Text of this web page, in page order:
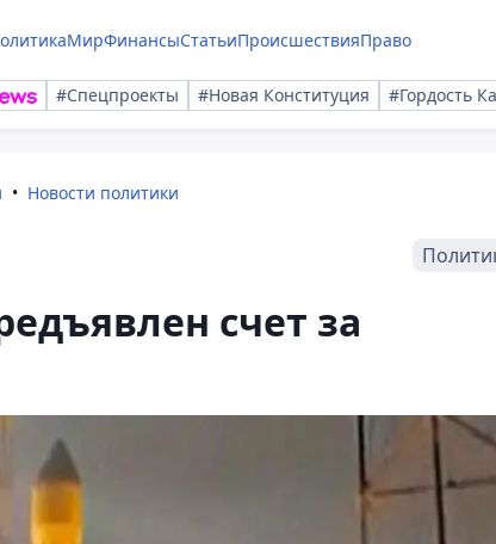
МирФинансыСтатьиПроисшествияПраво
#Спецпроекты #Новая Конституция #Гордость
Новости политики
счет за